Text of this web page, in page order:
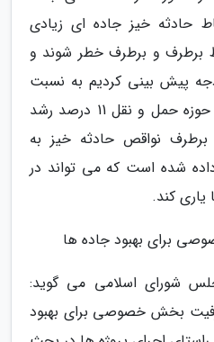
حادثه خیز جاده ای زیادی
برطرف و برطرف خطر شوند و
پیش بینی کردیم به نسبت
افزایش سرجمع اعتبارات در حوزه حمل و نقل 11 درصد رشد
برطرف نواقص حادثه خیز به
شده است که می تواند در
کند.
برای بهبود جاده ها
شورای اسلامی می گوید:
بخش خصوصی برای بهبود